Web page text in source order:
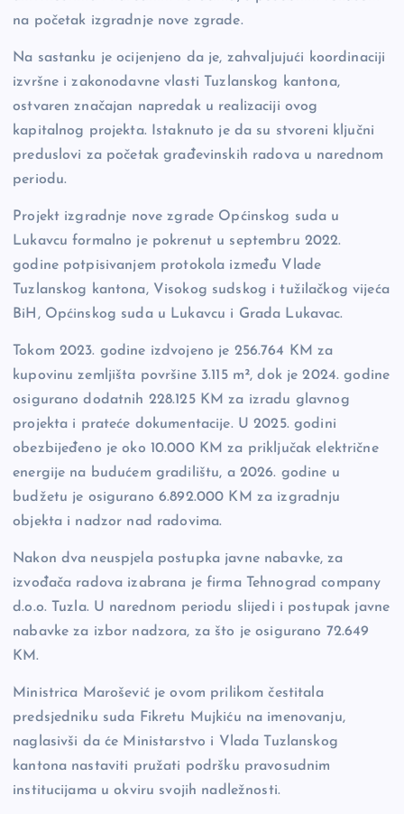
na početak izgradnje nove zgrade.
Na sastanku je ocijenjeno da je, zahvaljujući koordinaciji
izvršne i zakonodavne vlasti Tuzlanskog kantona,
ostvaren značajan napredak u realizaciji ovog
kapitalnog projekta. Istaknuto je da su stvoreni ključni
preduslovi za početak građevinskih radova u narednom
periodu.
Projekt izgradnje nove zgrade Općinskog suda u
Lukavcu formalno je pokrenut u septembru 2022.
godine potpisivanjem protokola između Vlade
Tuzlanskog kantona, Visokog sudskog i tužilačkog vijeća
BiH, Općinskog suda u Lukavcu i Grada Lukavac.
Tokom 2023. godine izdvojeno je 256.764 KM za
kupovinu zemljišta površine 3.115 m², dok je 2024. godine
osigurano dodatnih 228.125 KM za izradu glavnog
projekta i prateće dokumentacije. U 2025. godini
obezbijeđeno je oko 10.000 KM za priključak električne
energije na budućem gradilištu, a 2026. godine u
budžetu je osigurano 6.892.000 KM za izgradnju
objekta i nadzor nad radovima.
Nakon dva neuspjela postupka javne nabavke, za
izvođača radova izabrana je firma Tehnograd company
d.o.o. Tuzla. U narednom periodu slijedi i postupak javne
nabavke za izbor nadzora, za što je osigurano 72.649
KM.
Ministrica Marošević je ovom prilikom čestitala
predsjedniku suda Fikretu Mujkiću na imenovanju,
naglasivši da će Ministarstvo i Vlada Tuzlanskog
kantona nastaviti pružati podršku pravosudnim
institucijama u okviru svojih nadležnosti.